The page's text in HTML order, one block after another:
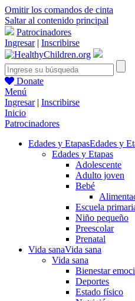
Omitir los comandos de cinta
Saltar al contenido principal
Patrocinadores
Ingresar| Inscribirse
Donate
Menú
Ingresar| Inscribirse
Inicio
Patrocinadores
Edades y EtapasEdades y
Edades y Etapas
Adolescente
Adulto joven
Bebé
Escuela
Niño pequeño
Preescolar
Prenatal
Vida sanaVida sana
Vida sana
Bienestar
Deportes
Estado físico